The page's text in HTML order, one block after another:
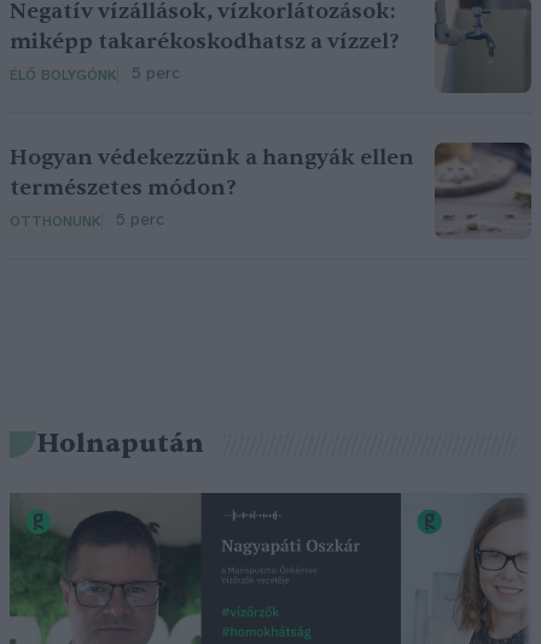
Negatív vízállások, vízkorlátozások:
miképp takarékoskodhatsz a vízzel?
ÉLŐ BOLYGÓNK 5 perc
Hogyan védekezzünk a hangyák ellen
természetes módon?
OTTHONUNK 5 perc
Holnapután